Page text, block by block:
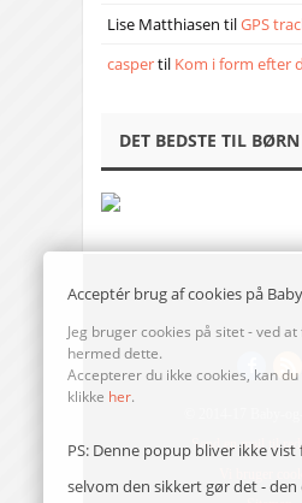
Lise Matthiasen tilGPS
caspertil Kom i form efter
DET BEDSTE TIL
Send en mail til
Acceptér brug af cookies på
Jeg bruger cookies på sitet - ved
hermed dette.
Accepterer du ikke cookies, kan
klikke her.
PS: Denne popup bliver ikke
selvom den sikkert gør det - den